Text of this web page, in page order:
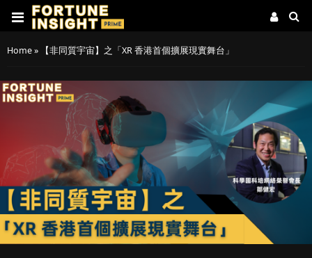
Home» 【非同質宇宙】之「XR 香港首個擴展現實舞台」